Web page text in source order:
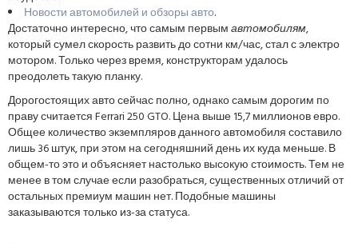
Новости автомобилей и обзоры авто.
Достаточно интересно, что самым первымавтомобилям,
который сумел скорость развить до сотни км/час, стал с электро
мотором. Только через время, конструкторам удалось
преодолеть такую планку.
Дорогостоящихавто сейчас полно, однако самым дорогим по
праву считается Ferrari 250 GTO. Цена выше 15,7 миллионов евро.
Общее количество экземпляров данного автомобиля составило
лишь 36 штук, при этом на сегодняшний день их куда меньше. В
общем-то это и объясняет настолько высокую стоимость. Тем не
менее в том случае если разобраться, существенных отличий от
остальных премиум машин нет. Подобные машины
заказываются только из-за статуса.